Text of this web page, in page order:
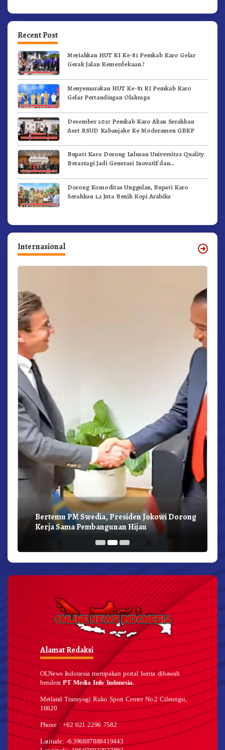
Recent Post
Meriahkan HUT RI Ke-81 Pemkab Karo Gelar
Gerak Jalan Kemerdekaan.!
Menyemarakan HUT Ke-81 RI Pemkab Karo
Gelar Pertandingan Olahraga
Desember 2027 Pemkab Karo Akan Serahkan
Aset RSUD Kabanjahe Ke Moderamen GBKP
Bupati Karo Dorong Lulusan Universitas Quality
Berastagi Jadi Generasi Inovatif dan
Dorong Komoditas Unggulan, Bupati Karo
Serahkan 1,2 Juta Benih Kopi Arabika
Internasional
Bertemu PM Swedia, Presiden Jokowi Dorong
Kerja Sama Pembangunan Hijau
Alamat Redaksi
OLNews Indonesia merupakan portal berita dibawah
benderaPT Media Info Indonesia.
Metland Transyogi Ruko Sport Center No.2 Cileungsi,
16820
Phone : +62 021 2296 7582
Latitude: -6.396887888419443